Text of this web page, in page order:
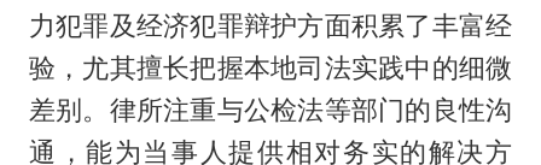
力犯罪及经济犯罪辩护方面积累了丰富经
验，尤其擅长把握本地司法实践中的细微
差别。律所注重与公检法等部门的良性沟
通，能为当事人提供相对务实的解决方